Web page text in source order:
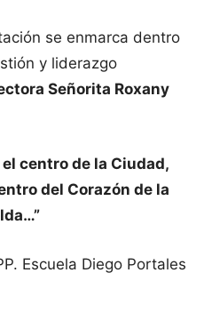
se enmarca dentro
y liderazgo
Señorita Roxany
centro de la Ciudad,
del Corazón de la
Escuela Diego Portales